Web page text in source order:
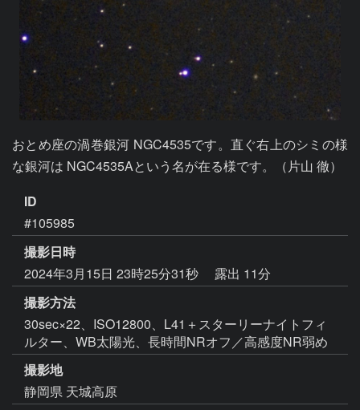
おとめ座の渦巻銀河 NGC4535です。直ぐ右上のシミの様
な銀河は NGC4535Aという名が在る様です。（片山 徹）
ID
#105985
撮影日時
2024年3月15日 23時25分31秒
露出 11分
撮影方法
30sec×22、ISO12800、L41＋スターリーナイトフィ
ルター、WB太陽光、長時間NRオフ／高感度NR弱め
撮影地
静岡県 天城高原